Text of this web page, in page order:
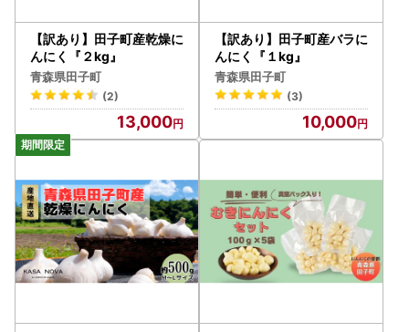
【訳あり】田子町産乾燥に
んにく『２kg』
青森県田子町
(2)
13,000
【訳あり】田子町産バラに
んにく『１kg』
青森県田子町
(3)
10,000